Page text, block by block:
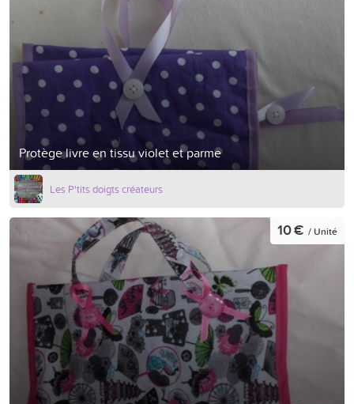
Protège livre en tissu violet et parme
Les P'tits doigts créateurs
10 € / Unité